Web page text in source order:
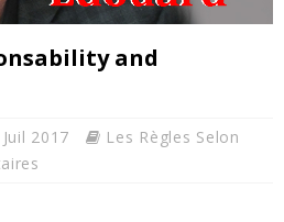
and
2017
Les Règles Selon